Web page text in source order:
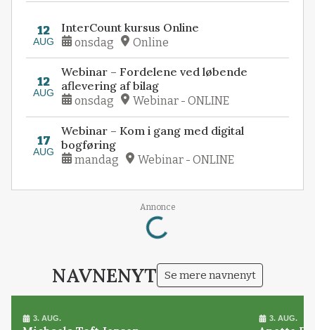
12
AUG
InterCount kursus Online
onsdag Online
12
AUG
Webinar – Fordelene ved løbende
aflevering af bilag
onsdag Webinar - ONLINE
17
AUG
Webinar – Kom i gang med digital
bogføring
mandag Webinar - ONLINE
Annonce
Loading...
NAVNENYT Se mere navnenyt
3. AUG. 3. AUG.